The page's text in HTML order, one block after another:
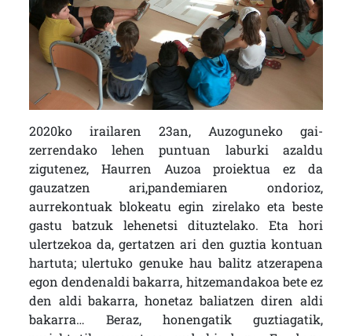
2020ko irailaren 23an, Auzoguneko gai-
zerrendako lehen puntuan laburki azaldu
zigutenez, Haurren Auzoa proiektua ez da
gauzatzen ari,pandemiaren ondorioz,
aurrekontuak blokeatu egin zirelako eta beste
gastu batzuk lehenetsi dituztelako. Eta hori
ulertzekoa da, gertatzen ari den guztia kontuan
hartuta; ulertuko genuke hau balitz atzerapena
egon dendenaldi bakarra, hitzemandakoa bete ez
den aldi bakarra, honetaz baliatzen diren aldi
bakarra… Beraz, honengatik guztiagatik,